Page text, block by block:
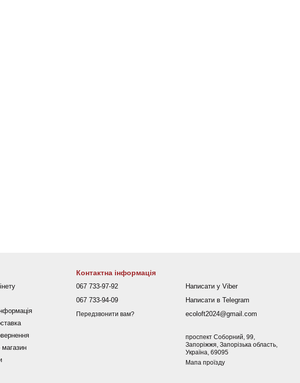
магазин
Контактна інформація
067 733-97-92
067 733-94-09
Передзвонити вам?
Написати у Viber
Написати в Telegram
ecoloft2024@gmail.com
проспект Соборний, 99,
Запоріжжя, Запорізька область,
Україна, 69095
Мапа проїзду